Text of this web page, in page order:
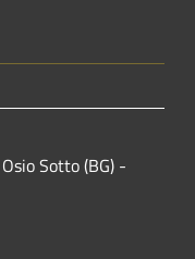
Sotto (BG) -